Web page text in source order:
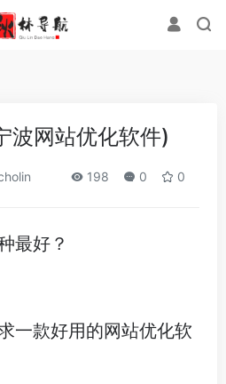
波网站优化软件)
198 0 0
最好？
一款好用的网站优化软